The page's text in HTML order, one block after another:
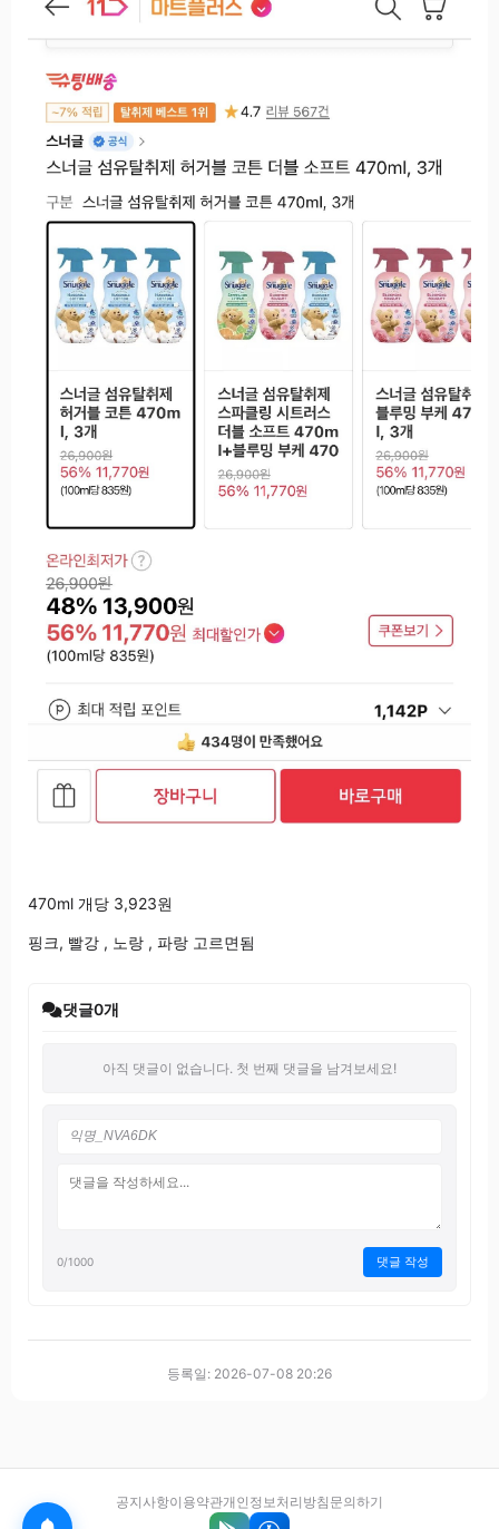
470ml 개당 3,923원
핑크, 빨강 , 노랑 , 파랑 고르면됨
댓글0개
아직 댓글이 없습니다. 첫 번째 댓글을 남겨보세요!
0/1000 댓글 작성
등록일: 2026-07-08 20:26
공지사항이용약관개인정보처리방침 문의하기